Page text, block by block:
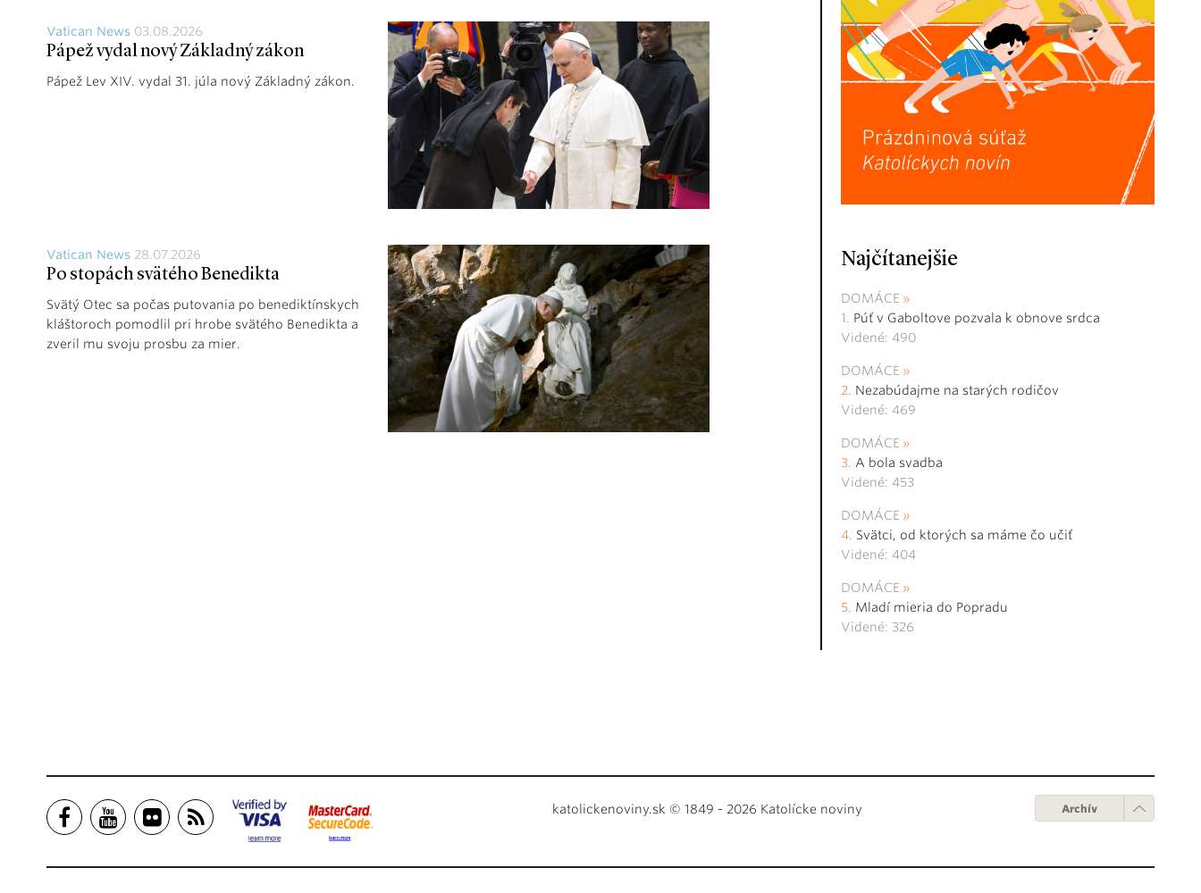
Vatican News 03.08.2026
Pápež vydal nový Základný zákon
Pápež Lev XIV. vydal 31. júla nový Základný zákon.
Vatican News 28.07.2026
Po stopách svätého Benedikta
Svätý Otec sa počas putovania po benediktínskych
kláštoroch pomodlil pri hrobe svätého Benedikta a
zveril mu svoju prosbu za mier.
Najčítanejšie
DOMÁCE
Púť v Gaboltove pozvala k obnove srdca
Videné: 490
DOMÁCE
Nezabúdajme na starých rodičov
Videné: 469
DOMÁCE
A bola svadba
Videné: 453
DOMÁCE
Svätci, od ktorých sa máme čo učiť
Videné: 404
DOMÁCE
Mladí mieria do Popradu
Videné: 326
katolickenoviny.sk © 1849 - 2026 Katolícke noviny Archív